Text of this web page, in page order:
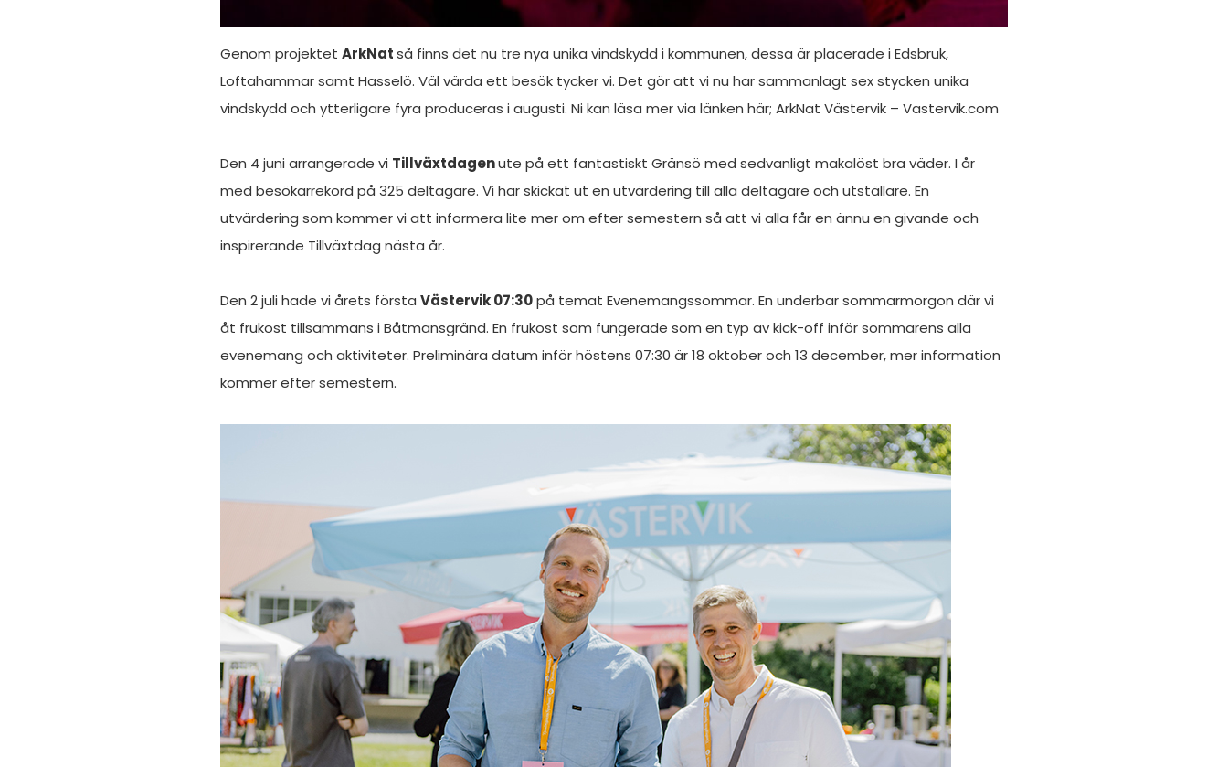
Genom projektet ArkNatså finns det nu tre nya unika vindskydd i kommunen, dessa är placerade i Edsbruk,
Loftahammar samt Hasselö. Väl värda ett besök tycker vi. Det gör att vi nu har sammanlagt sex stycken unika
vindskydd och ytterligare fyra produceras i augusti. Ni kan läsa mer via länken här; ArkNat Västervik – Vastervik.com
Den 4 juni arrangerade vi Tillväxtdagenute på ett fantastiskt Gränsö med sedvanligt makalöst bra väder. I år
med besökarrekord på 325 deltagare. Vi har skickat ut en utvärdering till alla deltagare och utställare. En
utvärdering som kommer vi att informera lite mer om efter semestern så att vi alla får en ännu en givande och
inspirerande Tillväxtdag nästa år.
Den 2 juli hade vi årets första Västervik 07:30på temat Evenemangssommar. En underbar sommarmorgon där vi
åt frukost tillsammans i Båtmansgränd. En frukost som fungerade som en typ av kick-off inför sommarens alla
evenemang och aktiviteter. Preliminära datum inför höstens 07:30 är 18 oktober och 13 december, mer information
kommer efter semestern.